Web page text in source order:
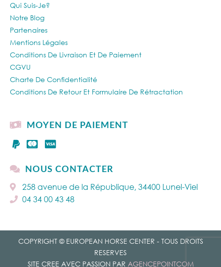
Qui Suis-Je?
Notre Blog
Partenaires
Mentions Légales
Conditions De Livraison Et De Paiement
CGVU
Charte De Confidentialité
Conditions De Retour Et Formulaire De Rétractation
MOYEN DE PAIEMENT
NOUS CONTACTER
258 avenue de la République, 34400 Lunel-Viel
04 34 00 43 48
COPYRIGHT © EUROPEAN HORSE CENTER - TOUS DROITS
RESERVES
SITE CREE AVEC PASSION PAR AGENCEPOINTCOM